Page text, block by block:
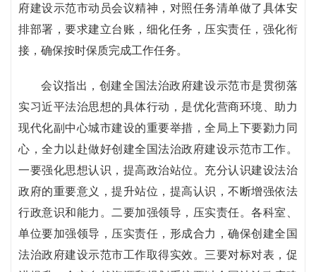
府建设示范市动员会议精神，对照任务清单做了具体安
排部署，要求建立台账，细化任务，压实责任，强化衔
接，确保按时保质完成工作任务。
会议指出，创建全国法治政府建设示范市是贯彻落
实习近平法治思想的具体行动，是优化营商环境、助力
现代化副中心城市建设的重要举措，全局上下要勠力同
心，全力以赴做好创建全国法治政府建设示范市工作。
一要强化思想认识，提高政治站位。充分认识建设法治
政府的重要意义，提升站位，提高认识，不断增强依法
行政意识和能力。二要加强领导，压实责任。各科室、
单位要加强领导，压实责任，形成合力，确保创建全国
法治政府建设示范市工作取得实效。三要对标对表，促